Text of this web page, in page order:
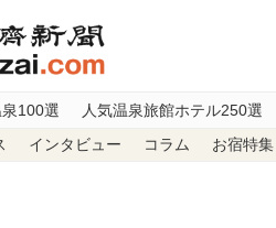
100選 人気温泉旅館ホテル250選
インタビュー コラム お宿特集